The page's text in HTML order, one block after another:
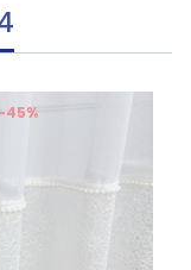
-45%